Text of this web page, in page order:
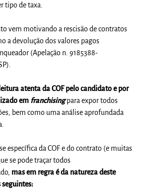
tipo de taxa.
vem motivando a rescisão de contratos
a devolução dos valores pagos
r (Apelação n. 9185388-
atenta da COF pelo candidato e por
em franchisingpara expor todos
bem como uma análise aprofundada
específica da COF e do contrato (e muitas
se pode traçar todos
, mas em regra é da natureza deste
seguintes: